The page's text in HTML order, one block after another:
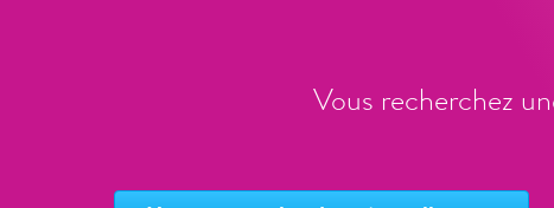
Vous recherchez